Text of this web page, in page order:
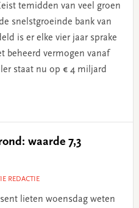
temidden van veel groen
snelstgroeinde bank van
is er elke vier jaar sprake
beheerd vermogen vanaf
staat nu op € 4 miljard
waarde 7,3
REDACTIE
lieten woensdag weten